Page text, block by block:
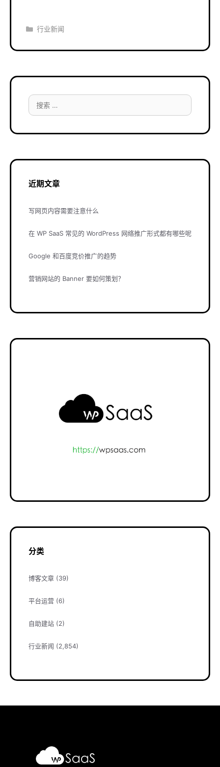
分
行业新闻
搜
索：
近期文章
写网页内容需要注意什么
在 WP SaaS 常见的 WordPress 网络推广形式都有哪些呢
Google 和百度竞价推广的趋势
营销网站的 Banner 要如何策划？
分类
博客文章 (39)
平台运营 (6)
自助建站 (2)
行业新闻 (2,854)